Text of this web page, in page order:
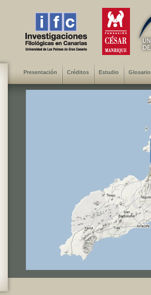
Presentación Créditos Estudio Glosario